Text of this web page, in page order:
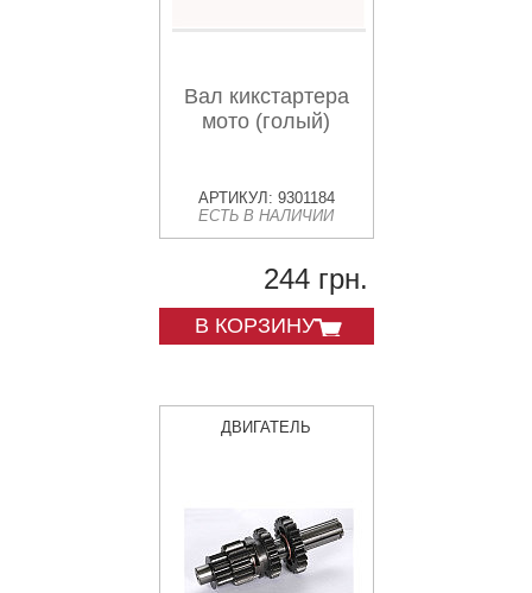
Вал кикстартера
мото (голый)
АРТИКУЛ: 9301184
ЕСТЬ В НАЛИЧИИ
244 грн.
В КОРЗИНУ
ДВИГАТЕЛЬ